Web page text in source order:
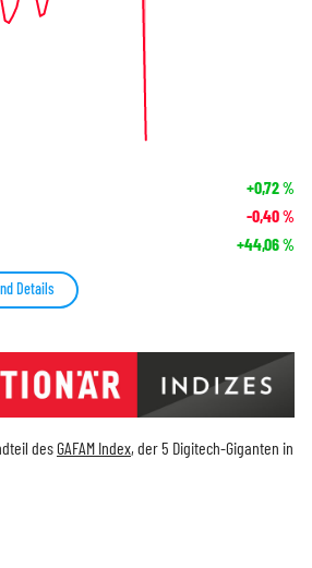
+0,72%
-0,40%
+44,06%
Details
desGAFAM Index, der 5 Digitech-Giganten in